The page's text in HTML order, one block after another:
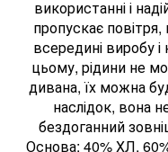
використанні і
пропускає
всередині виробу
цьому, рідини не
дивана, їх можна
наслідок, вона
бездоганний
Основа: 40% ХЛ,